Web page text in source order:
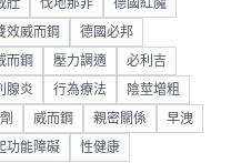
壯 伐地那非 德國紅魔
效威而鋼 德國必邦
而鋼 壓力調適 必利吉
腺炎 行為療法 陰莖增粗
威而鋼 親密關係 早洩
功能障礙 性健康